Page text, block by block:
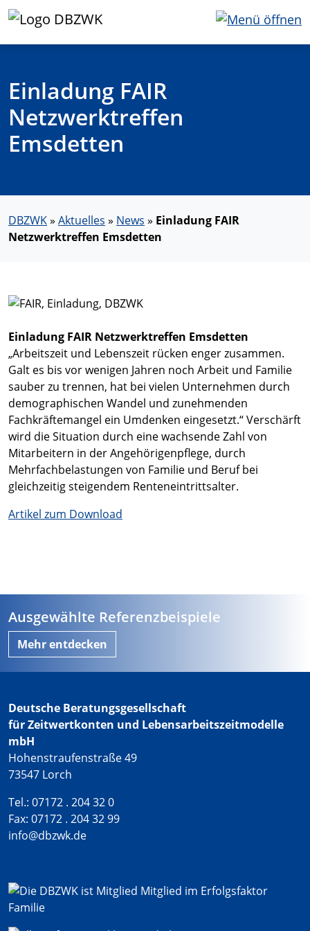
Einladung FAIR
Netzwerktreffen
Emsdetten
DBZWK» Aktuelles » News » Einladung FAIR
Netzwerktreffen Emsdetten
Einladung FAIR Netzwerktreffen Emsdetten
„Arbeitszeit und Lebenszeit rücken enger zusammen.
Galt es bis vor wenigen Jahren noch Arbeit und Familie
sauber zu trennen, hat bei vielen Unternehmen durch
demographischen Wandel und zunehmenden
Fachkräftemangel ein Umdenken eingesetzt.“ Verschärft
wird die Situation durch eine wachsende Zahl von
Mitarbeitern in der Angehörigenpflege, durch
Mehrfachbelastungen von Familie und Beruf bei
gleichzeitig steigendem Renteneintrittsalter.
Artikel zum Download
Ausgewählte Referenzbeispiele
Mehr entdecken
Deutsche Beratungsgesellschaft
für Zeitwertkonten und Lebensarbeitszeitmodelle
mbH
Hohenstraufenstraße 49
73547 Lorch
Tel.: 07172 . 204 32 0
Fax: 07172 . 204 32 99
info@dbzwk.de